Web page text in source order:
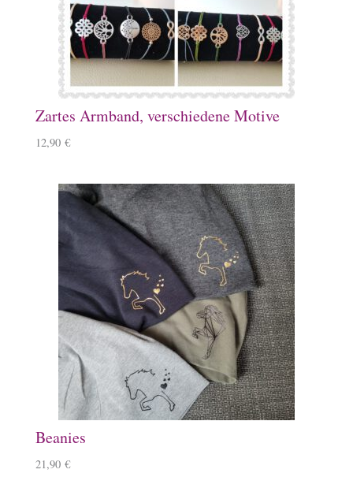
Zartes Armband, verschiedene Motive
12,90 €
Beanies
21,90 €